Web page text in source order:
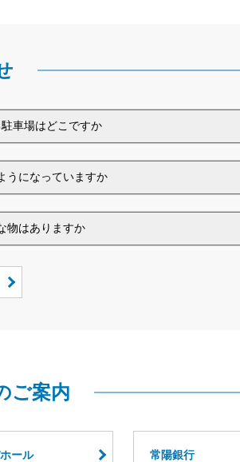
車場はどこですか
うになっていますか
物はありますか
ご案内
ール 常陽銀行